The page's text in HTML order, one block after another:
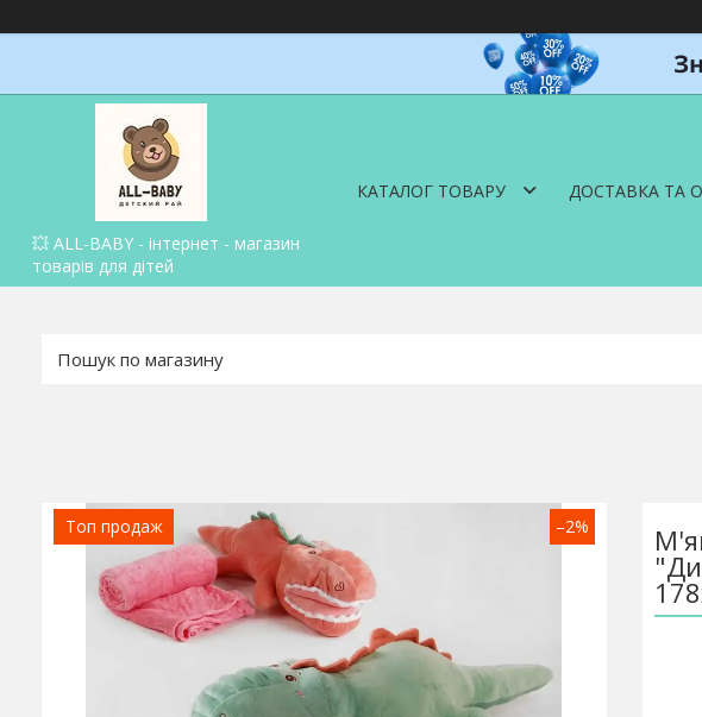
💥 ALL-BABY - інтернет - магазин
товарів для дітей
КАТАЛОГ ТОВАРУ ДОСТАВКА ТА
Топ продаж –2%